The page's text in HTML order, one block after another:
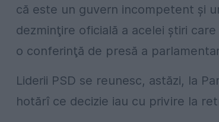
că este un guvern incompetent şi
dezminţire oficială a acelei ştiri
o conferinţă de presă a
Liderii PSD se reunesc, astăzi, la
hotărî ce decizie iau cu privire la